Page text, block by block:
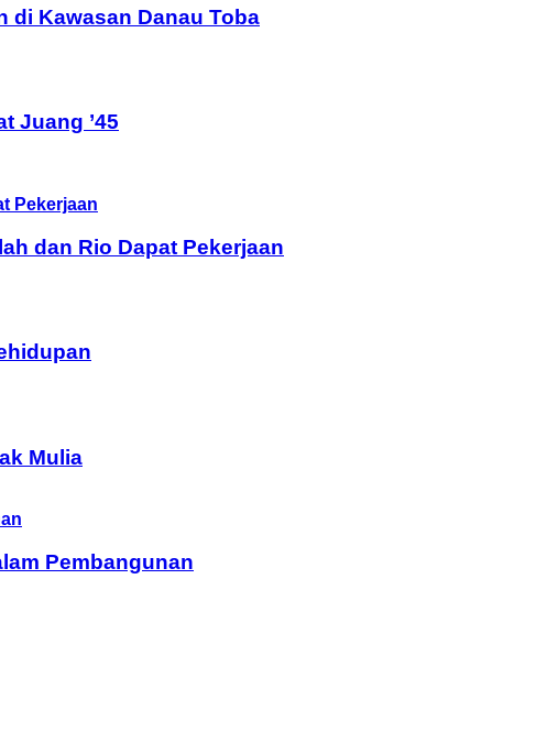
di Kawasan Danau Toba
Juang ’45
dan Rio Dapat Pekerjaan
Mulia
Pembangunan